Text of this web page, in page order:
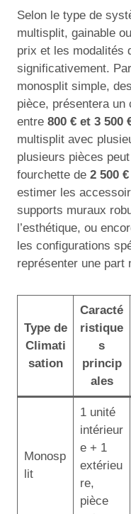
Selon le type de
multisplit, gainable
prix et les modalités
significativement.
monosplit simple,
pièce, présentera un
entre 800 € et 3 500
multisplit avec
plusieurs pièces
fourchette de 2 500
estimer les
supports muraux
l’esthétique, ou
les configurations
représenter une part
Type de
Climati
sation
Caracté
ristique
s
princip
ales
Monosp
lit
1 unité
intérieur
e + 1
extérieu
re,
pièce